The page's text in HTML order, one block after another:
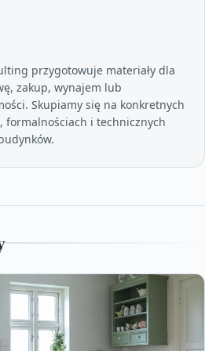
przygotowuje materiały dla
zakup, wynajem lub
Skupiamy się na konkretnych
formalnościach i technicznych